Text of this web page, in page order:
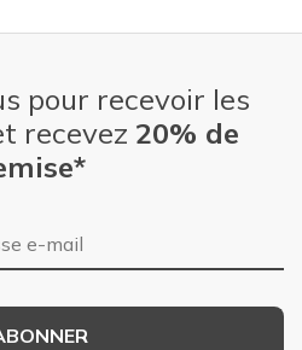
pour recevoir les
recevez 20% de